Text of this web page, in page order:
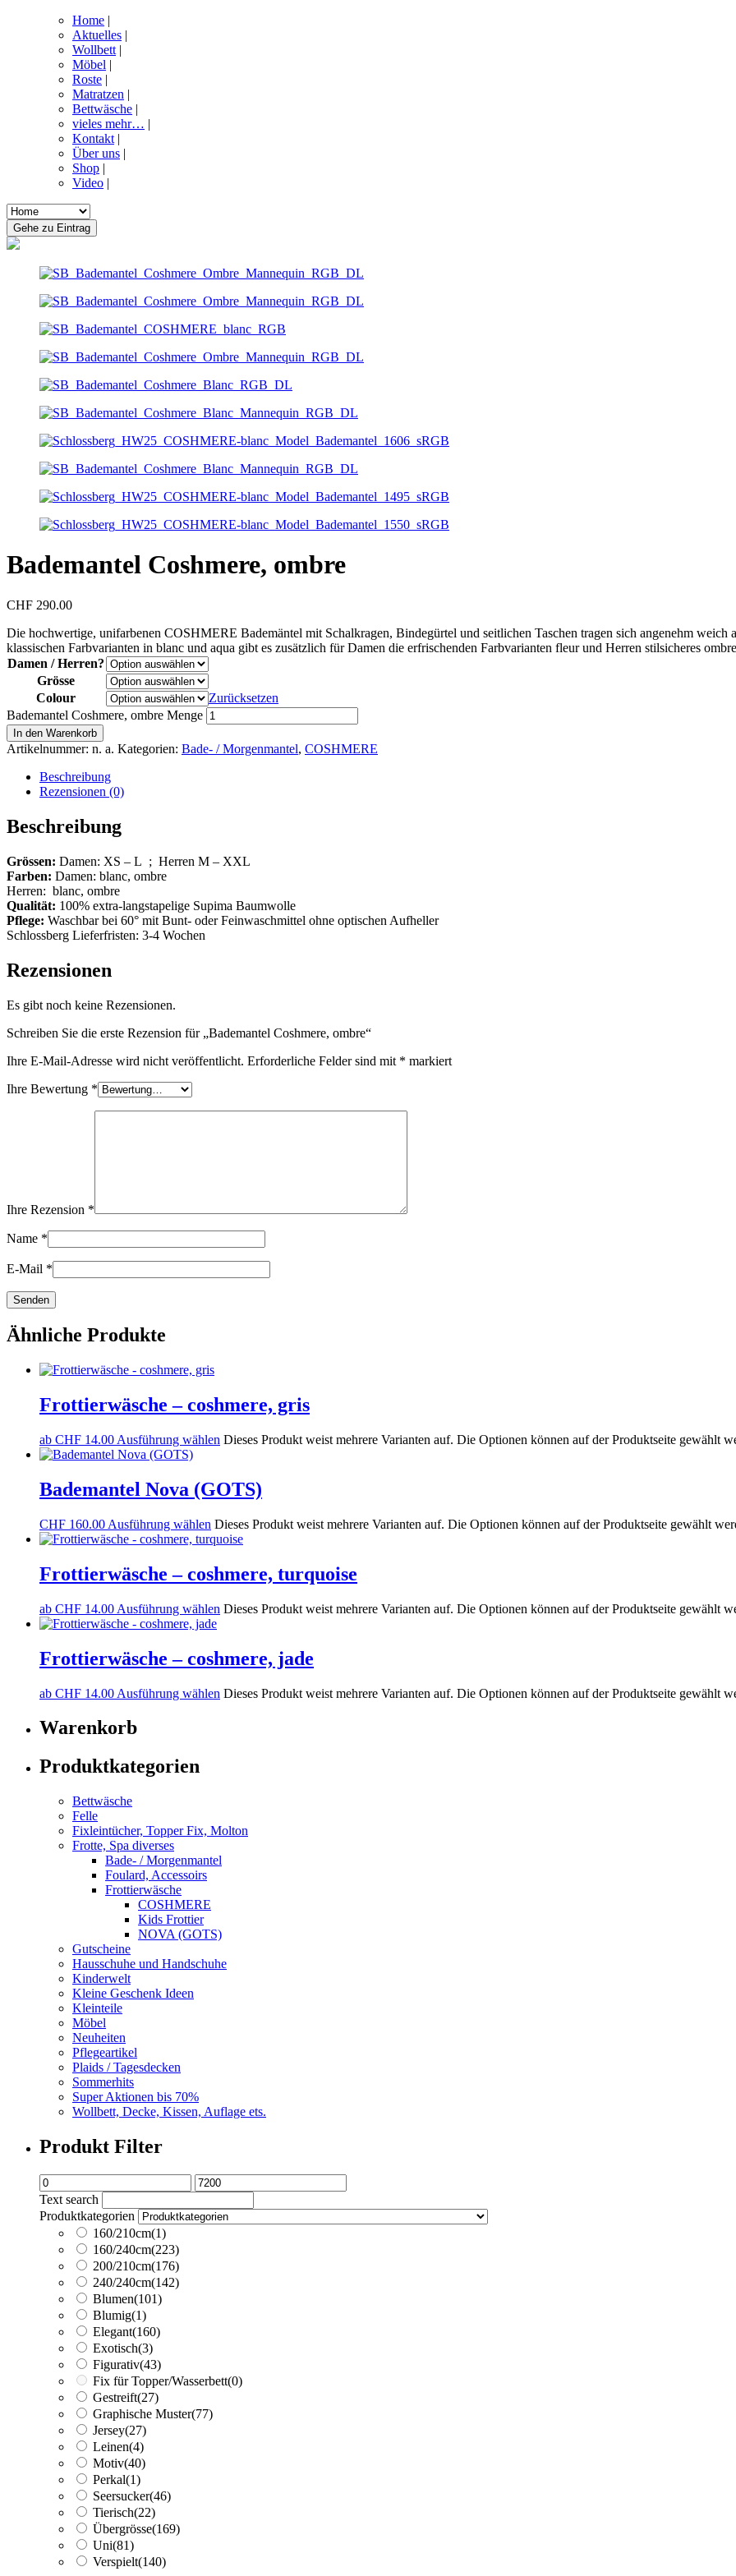
Home |
Aktuelles |
Wollbett |
Möbel |
Roste |
Matratzen |
Bettwäsche |
vieles mehr… |
Kontakt |
Über uns |
Shop |
Video |
Bademantel Coshmere, ombre
CHF 290.00
Die hochwertige, unifarbenen COSHMERE Bademäntel mit Schalkragen, Bindegürtel und seitlichen Taschen tragen sich angenehm
klassischen Farbvarianten in blanc und aqua gibt es zusätzlich für Damen die erfrischenden Farbvarianten fleur und Herren stilsicheres
Damen / Herren?
Grösse
Colour
Zurücksetzen
Bademantel Coshmere, ombre Menge
In den Warenkorb
Artikelnummer: n. a. Kategorien: Bade- / Morgenmantel, COSHMERE
Beschreibung
Rezensionen (0)
Beschreibung
Grössen: Damen: XS – L ; Herren M – XXL
Farben: Damen: blanc, ombre
Herren: blanc, ombre
Qualität: 100% extra-langstapelige Supima Baumwolle
Pflege: Waschbar bei 60° mit Bunt- oder Feinwaschmittel ohne optischen Aufheller
Schlossberg Lieferfristen: 3-4 Wochen
Rezensionen
Es gibt noch keine Rezensionen.
Schreiben Sie die erste Rezension für „Bademantel Coshmere, ombre“
Ihre E-Mail-Adresse wird nicht veröffentlicht. Erforderliche Felder sind mit * markiert
Ihre Bewertung *
Ihre Rezension *
Name *
E-Mail *
Ähnliche Produkte
Frottierwäsche – coshmere, gris
ab CHF 14.00 Ausführung wählen Dieses Produkt weist mehrere Varianten auf. Die Optionen können auf der Produktseite gewählt
Bademantel Nova (GOTS)
CHF 160.00 Ausführung wählen Dieses Produkt weist mehrere Varianten auf. Die Optionen können auf der Produktseite gewählt
Frottierwäsche – coshmere, turquoise
ab CHF 14.00 Ausführung wählen Dieses Produkt weist mehrere Varianten auf. Die Optionen können auf der Produktseite gewählt
Frottierwäsche – coshmere, jade
ab CHF 14.00 Ausführung wählen Dieses Produkt weist mehrere Varianten auf. Die Optionen können auf der Produktseite gewählt
Warenkorb
Produktkategorien
Bettwäsche
Felle
Fixleintücher, Topper Fix, Molton
Frotte, Spa diverses
Bade- / Morgenmantel
Foulard, Accessoirs
Frottierwäsche
COSHMERE
Kids Frottier
NOVA (GOTS)
Gutscheine
Hausschuhe und Handschuhe
Kinderwelt
Kleine Geschenk Ideen
Kleinteile
Möbel
Neuheiten
Pflegeartikel
Plaids / Tagesdecken
Sommerhits
Super Aktionen bis 70%
Wollbett, Decke, Kissen, Auflage ets.
Produkt Filter
Text search
Produktkategorien
160/210cm(1)
160/240cm(223)
200/210cm(176)
240/240cm(142)
Blumen(101)
Blumig(1)
Elegant(160)
Exotisch(3)
Figurativ(43)
Fix für Topper/Wasserbett(0)
Gestreift(27)
Graphische Muster(77)
Jersey(27)
Leinen(4)
Motiv(40)
Perkal(1)
Seersucker(46)
Tierisch(22)
Übergrösse(169)
Uni(81)
Verspielt(140)